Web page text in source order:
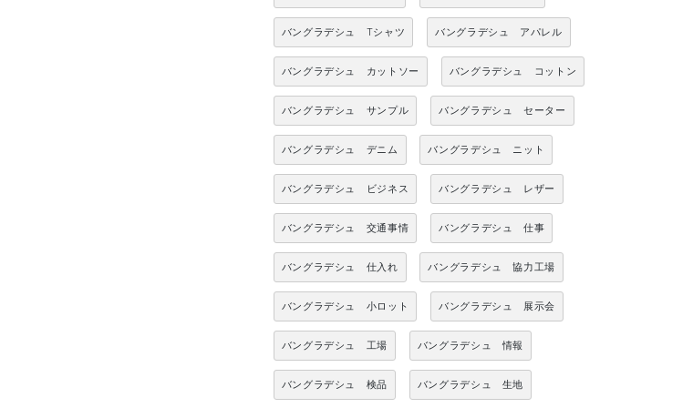
バングラデシュ Tシャツ バングラデシュ アパレル
バングラデシュ カットソー バングラデシュ コットン
バングラデシュ サンプル バングラデシュ セーター
バングラデシュ デニム バングラデシュ ニット
バングラデシュ ビジネス バングラデシュ レザー
バングラデシュ 交通事情 バングラデシュ 仕事
バングラデシュ 仕入れ バングラデシュ 協力工場
バングラデシュ 小ロット バングラデシュ 展示会
バングラデシュ 工場 バングラデシュ 情報
バングラデシュ 検品 バングラデシュ 生地